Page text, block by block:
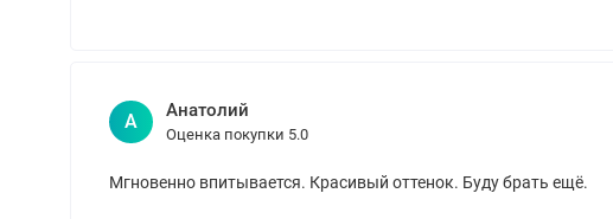
А
Анатолий
Оценка покупки 5.0
Мгновенно впитывается. Красивый оттенок. Буду брать ещё.